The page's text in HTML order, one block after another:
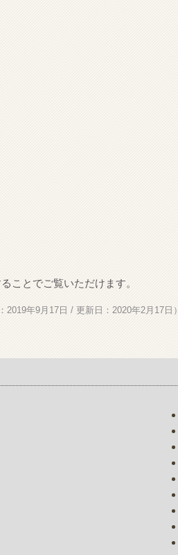
2019年9月17日 / 更新日：2020年2月17日）